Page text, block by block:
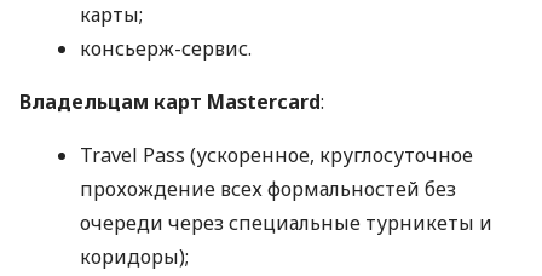
карты;
консьерж-сервис.
Владельцам карт Mastercard:
Travel Pass (ускоренное, круглосуточное
прохождение всех формальностей без
очереди через специальные турникеты и
коридоры);